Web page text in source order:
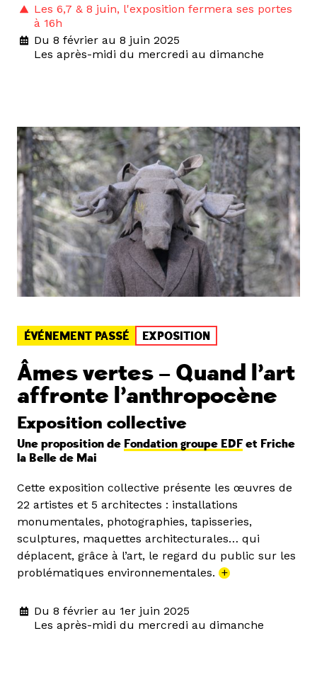
Les 6,7 & 8 juin, l'exposition fermera ses portes
à 16h
Du 8 février au 8 juin 2025
Les après-midi du mercredi au dimanche
ÉVÉNEMENT PASSÉ EXPOSITION
Âmes vertes – Quand l’art
affronte l’anthropocène
Exposition collective
Une proposition de Fondation groupe EDF et Friche
la Belle de Mai
Cette exposition collective présente les œuvres de
22 artistes et 5 architectes : installations
monumentales, photographies, tapisseries,
sculptures, maquettes architecturales… qui
déplacent, grâce à l’art, le regard du public sur les
problématiques environnementales. +
Du 8 février au 1er juin 2025
Les après-midi du mercredi au dimanche